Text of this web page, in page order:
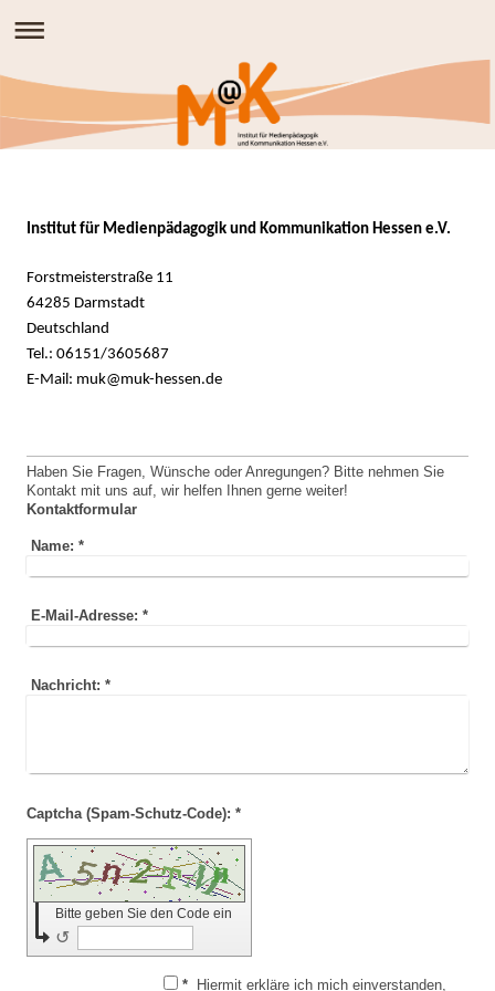
Institut für Medienpädagogik und Kommunikation Hessen e.V.
Forstmeisterstraße 11
64285 Darmstadt
Deutschland
Tel.: 06151/3605687
E-Mail: muk@muk-hessen.de
Haben Sie Fragen, Wünsche oder Anregungen? Bitte nehmen Sie
Kontakt mit uns auf, wir helfen Ihnen gerne weiter!
Kontaktformular
Name: *
E-Mail-Adresse: *
Nachricht: *
Captcha (Spam-Schutz-Code): *
Bitte geben Sie den Code ein
↺
* Hiermit erkläre ich mich einverstanden,